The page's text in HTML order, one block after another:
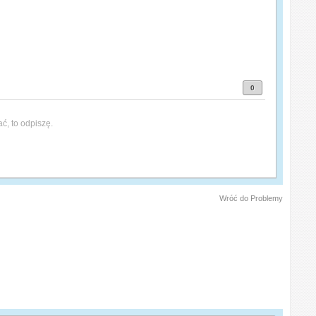
0
to odpiszę.
Wróć do Problemy